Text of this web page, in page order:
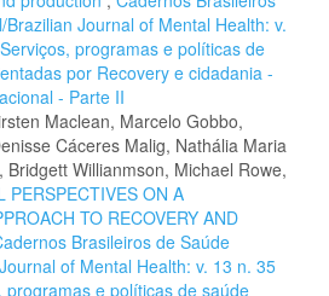
Journal of Mental Health: v.
programas e políticas de
por Recovery e cidadania -
- Parte II
Maclean, Marcelo Gobbo,
Cáceres Malig, Nathália Maria
Bridgett Willianmson, Michael Rowe,
PERSPECTIVES ON A
TO RECOVERY AND
Brasileiros de Saúde
of Mental Health: v. 13 n. 35
programas e políticas de saúde